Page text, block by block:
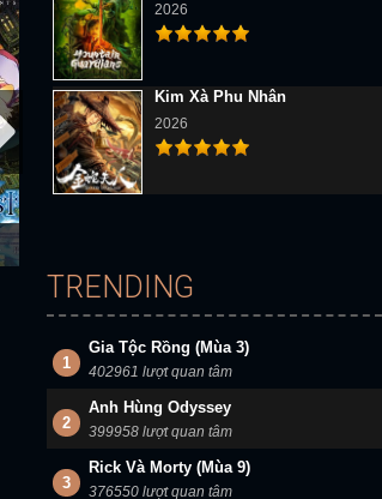
Full HD Vietsub 2026
Kim Xà Phu Nhân
2026
TRENDING
1
Gia Tộc Rồng (Mùa 3)
402961 lượt quan tâm
2
Anh Hùng Odyssey
399958 lượt quan tâm
3
Rick Và Morty (Mùa 9)
376550 lượt quan tâm